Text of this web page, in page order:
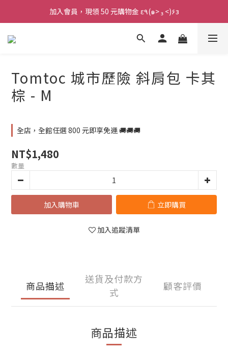
加入會員，現領 50 元購物金 ε٩(๑> ₃ <)۶з
加入會員，現領 50 元購物金 ε٩(๑> ₃ <)۶з
全館滿 800 元 就免運 🚚
Tomtoc 城市歷險 斜肩包 卡其
棕 - M
全店，全館任選 800 元即享免運 🚚🚚🚚
NT$1,480
數量
加入購物車 立即購買
加入追蹤清單
商品描述
送貨及付款方
式
顧客評價
商品描述